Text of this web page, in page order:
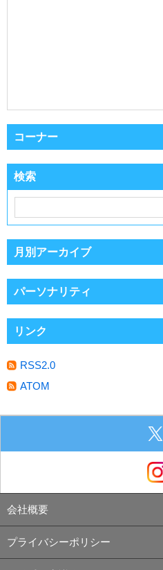
コーナー
検索
月別アーカイブ
パーソナリティ
リンク
RSS2.0
ATOM
会社概要
プライバシーポリシー